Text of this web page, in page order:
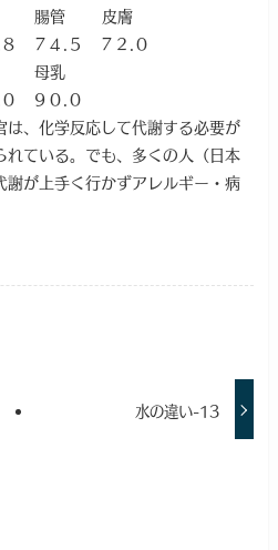
腸管 皮膚
７４.５ ７２.０
母乳
９０.０
、化学反応して代謝する必要が
ている。でも、多くの人（日本
謝が上手く行かずアレルギー・病
水の違い-13